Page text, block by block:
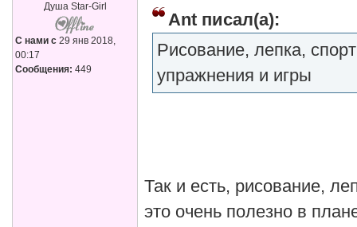
Душа Star-Girl
С нами с 29 янв 2018,
00:17
Сообщения: 449
Ant писал(а):
Рисование, лепка,
упражнения и игры
Так и есть, рисование,
это очень полезно в